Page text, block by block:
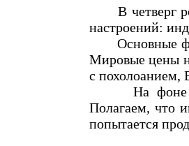
В четверг
настроений:
Основные
Мировые цены
с похолоанием,
На фоне
Полагаем, что
попытается